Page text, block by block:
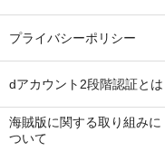
プライバシーポリシー
dアカウント2段階認証とは
海賊版に関する取り組みに
ついて